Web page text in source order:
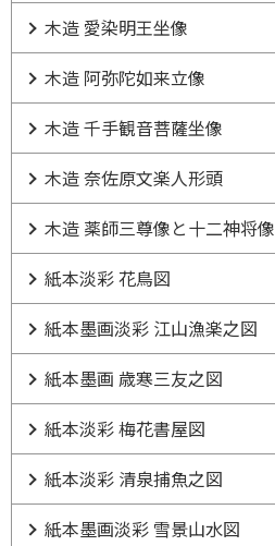
木造 愛染明王坐像
木造 阿弥陀如来立像
木造 千手観音菩薩坐像
木造 奈佐原文楽人形頭
木造 薬師三尊像と十二神将像
紙本淡彩 花鳥図
紙本墨画淡彩 江山漁楽之図
紙本墨画 歳寒三友之図
紙本淡彩 梅花書屋図
紙本淡彩 清泉捕魚之図
紙本墨画淡彩 雪景山水図